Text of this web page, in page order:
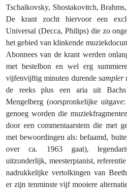
Tschaikovsky, Shostakovitch,
De krant zocht hiervoor een
Universal (Decca, Philips) die zo
het gebied van klinkende
Abonnees van de krant werden
met bestelbon en wel erg
vijfenvijftig minuten durende sampler
de reeks plus een aria uit
Mengelberg (oorspronkelijke
genoeg worden die
door een commentaarstem die met
met bewoordingen als: befaamd,
over ca. 1963 gaat),
uitzonderlijk, meesterpianist,
nadrukkelijke vertolkingen van
er zijn tenminste vijf mooiere